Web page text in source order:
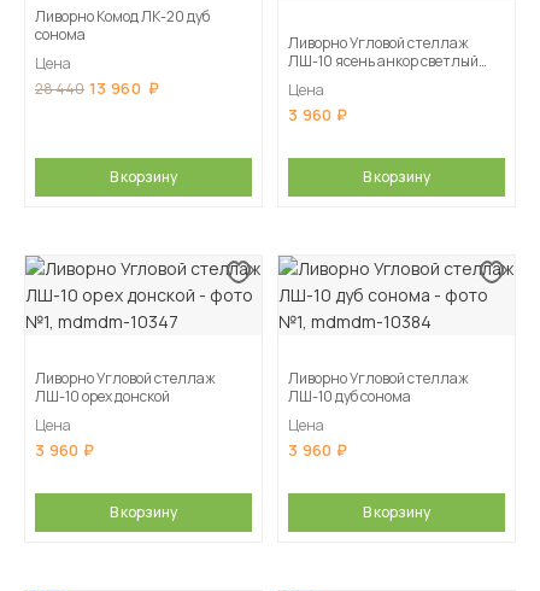
Ливорно Комод ЛК-20 дуб
сонома
Цена
28 440 13 960
В корзину
Ливорно Угловой стеллаж
ЛШ-10 ясень анкор светлый
Цена
3 960
В корзину
Ливорно Угловой стеллаж
ЛШ-10 орех донской
Цена
3 960
В корзину
Ливорно Угловой стеллаж
ЛШ-10 дуб сонома
Цена
3 960
В корзину